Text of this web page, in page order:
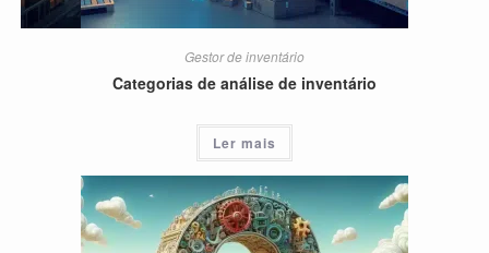
Gestor de inventário
Categorias de análise de inventário
Ler mais